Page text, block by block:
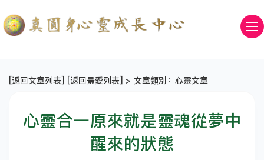
[返回文章列表] [返回最愛列表] > 文章類別：心靈文章
心靈合一原來就是靈魂從夢中
醒來的狀態